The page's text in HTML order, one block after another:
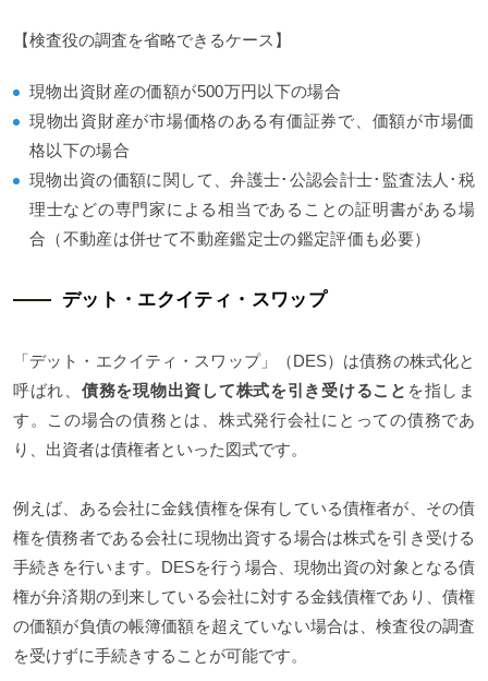
【検査役の調査を省略できるケース】
現物出資財産の価額が500万円以下の場合
現物出資財産が市場価格のある有価証券で、価額が市場価
格以下の場合
現物出資の価額に関して、弁護士･公認会計士･監査法人･税
理士などの専門家による相当であることの証明書がある場
合（不動産は併せて不動産鑑定士の鑑定評価も必要）
デット・エクイティ・スワップ
「デット・エクイティ・スワップ」（DES）は債務の株式化と
呼ばれ、 債務を現物出資して株式を引き受けること を指しま
す。この場合の債務とは、株式発行会社にとっての債務であ
り、出資者は債権者といった図式です。
例えば、ある会社に金銭債権を保有している債権者が、その債
権を債務者である会社に現物出資する場合は株式を引き受ける
手続きを行います。DESを行う場合、現物出資の対象となる債
権が弁済期の到来している会社に対する金銭債権であり、債権
の価額が負債の帳簿価額を超えていない場合は、検査役の調査
を受けずに手続きすることが可能です。